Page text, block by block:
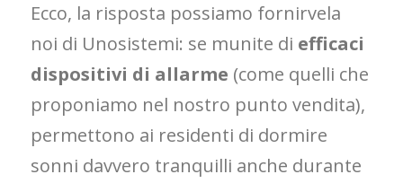
Ecco, la risposta possiamo fornirvela
noi di Unosistemi: se munite di efficaci
dispositivi di allarme (come quelli che
proponiamo nel nostro punto vendita),
permettono ai residenti di dormire
sonni davvero tranquilli anche durante